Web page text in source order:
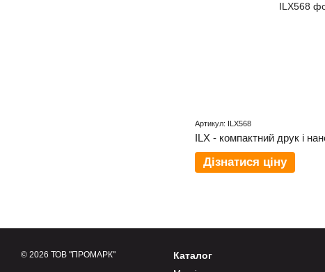
Артикул: ILX568
Дізнатися ціну
© 2026 ТОВ "ПРОМАРК" Каталог